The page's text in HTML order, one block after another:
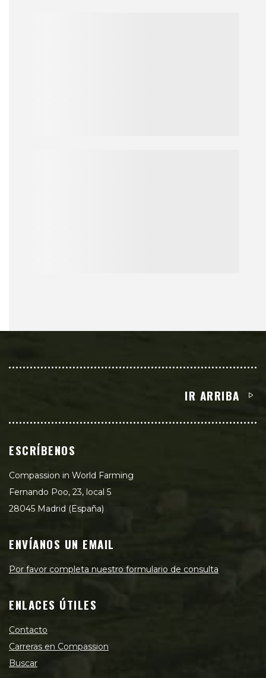
IR ARRIBA
ESCRÍBENOS
Compassion in World Farming
Fernando Poo, 23, local 5
28045 Madrid (España)
ENVÍANOS UN EMAIL
Por favor completa nuestro formulario de consulta
ENLACES ÚTILES
Contacto
Carreras en Compassion
Buscar